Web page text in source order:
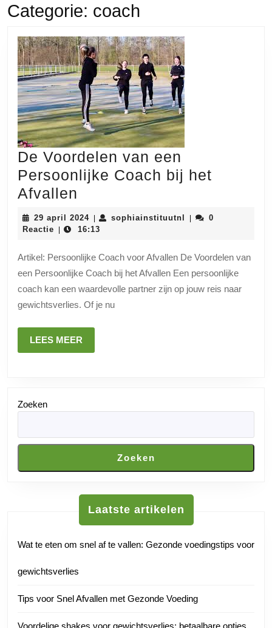
Categorie: coach
De Voordelen van een
Persoonlijke Coach bij het
Afvallen
Voordelen
van
Persoonlijke
Coach
bij
Afvallen
29 april 202429
april
sophiainstituutnl sophiainstituutnl
0
Reactie
16:13
Artikel: Persoonlijke Coach voor Afvallen De Voordelen van
een Persoonlijke Coach bij het Afvallen Een persoonlijke
coach kan een waardevolle partner zijn op jouw reis naar
gewichtsverlies. Of je nu
LEES MEER
MEER
Zoeken
Zoeken
Laatste artikelen
Wat te eten om snel af te vallen: Gezonde voedingstips voor
gewichtsverlies
Tips voor Snel Afvallen met Gezonde Voeding
Voordelige shakes voor gewichtsverlies: betaalbare opties